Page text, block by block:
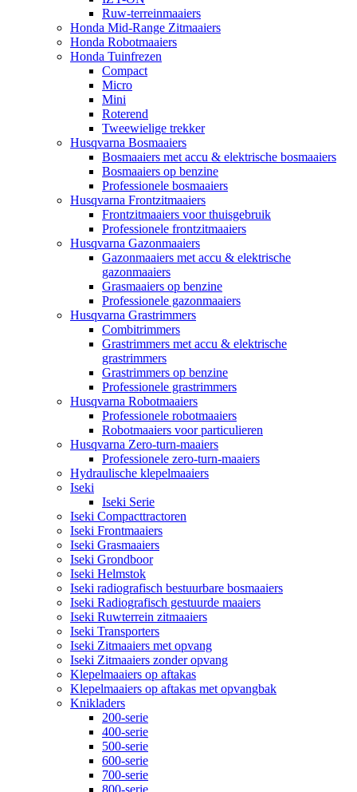
Ruw-terreinmaaiers
Honda Mid-Range Zitmaaiers
Honda Robotmaaiers
Honda Tuinfrezen
Compact
Micro
Mini
Roterend
Tweewielige trekker
Husqvarna Bosmaaiers
Bosmaaiers met accu & elektrische bosmaaiers
Bosmaaiers op benzine
Professionele bosmaaiers
Husqvarna Frontzitmaaiers
Frontzitmaaiers voor thuisgebruik
Professionele frontzitmaaiers
Husqvarna Gazonmaaiers
Gazonmaaiers met accu & elektrische
gazonmaaiers
Grasmaaiers op benzine
Professionele gazonmaaiers
Husqvarna Grastrimmers
Combitrimmers
Grastrimmers met accu & elektrische
grastrimmers
Grastrimmers op benzine
Professionele grastrimmers
Husqvarna Robotmaaiers
Professionele robotmaaiers
Robotmaaiers voor particulieren
Husqvarna Zero-turn-maaiers
Professionele zero-turn-maaiers
Hydraulische klepelmaaiers
Iseki
Iseki Serie
Iseki Compacttractoren
Iseki Frontmaaiers
Iseki Grasmaaiers
Iseki Grondboor
Iseki Helmstok
Iseki radiografisch bestuurbare bosmaaiers
Iseki Radiografisch gestuurde maaiers
Iseki Ruwterrein zitmaaiers
Iseki Transporters
Iseki Zitmaaiers met opvang
Iseki Zitmaaiers zonder opvang
Klepelmaaiers op aftakas
Klepelmaaiers op aftakas met opvangbak
Knikladers
200-serie
400-serie
500-serie
600-serie
700-serie
800-serie